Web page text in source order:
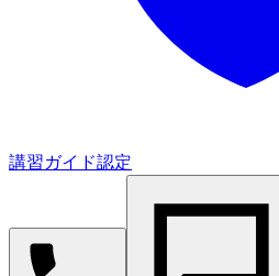
講習ガイド認定